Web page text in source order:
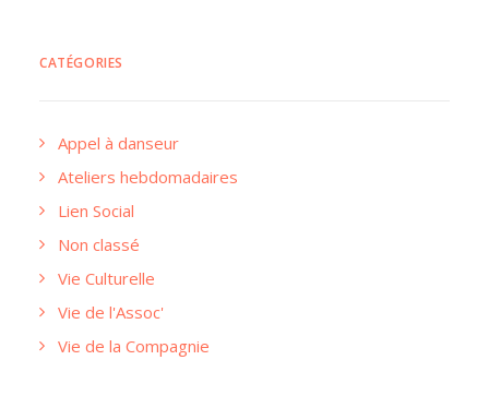
CATÉGORIES
Appel à danseur
Ateliers hebdomadaires
Lien Social
Non classé
Vie Culturelle
Vie de l'Assoc'
Vie de la Compagnie